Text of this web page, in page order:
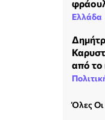
Ελλάδα
από το
Όλες Οι